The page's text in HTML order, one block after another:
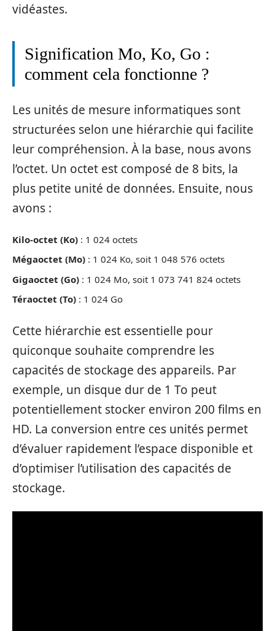
vidéastes.
Signification Mo, Ko, Go :
comment cela fonctionne ?
Les unités de mesure informatiques sont
structurées selon une hiérarchie qui facilite
leur compréhension. À la base, nous avons
l’octet. Un octet est composé de 8 bits, la
plus petite unité de données. Ensuite, nous
avons :
Kilo-octet (Ko) : 1 024 octets
Mégaoctet (Mo) : 1 024 Ko, soit 1 048 576 octets
Gigaoctet (Go) : 1 024 Mo, soit 1 073 741 824 octets
Téraoctet (To) : 1 024 Go
Cette hiérarchie est essentielle pour
quiconque souhaite comprendre les
capacités de stockage des appareils. Par
exemple, un disque dur de 1 To peut
potentiellement stocker environ 200 films en
HD. La conversion entre ces unités permet
d’évaluer rapidement l’espace disponible et
d’optimiser l’utilisation des capacités de
stockage.